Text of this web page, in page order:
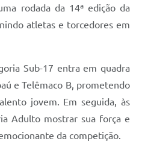
rodada da 14ª edição da
atletas e torcedores em
Sub-17 entra em quadra
e Telêmaco B, prometendo
jovem. Em seguida, às
Adulto mostrar sua força e
da competição.